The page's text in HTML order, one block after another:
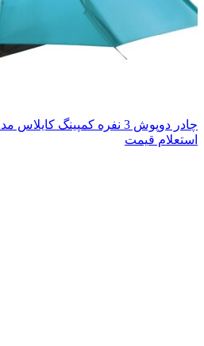
چادر دوپوش 3 نفره کمپینگ کایلاس مدل Holiday KT2202114
استعلام قیمت